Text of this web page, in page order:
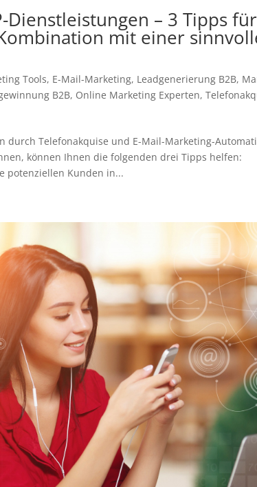
Dienstleistungen – 3 Tipps
mit einer
Tools, E-Mail-Marketing, Leadgenerierung B2B,
B2B, Online Marketing Experten,
durch Telefonakquise und E-Mail-Marketing-
können Ihnen die folgenden drei Tipps helfen:
potenziellen Kunden in...